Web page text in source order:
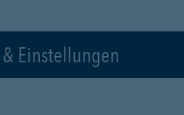
Einstellungen